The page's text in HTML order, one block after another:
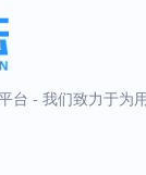
台 - 我们致力于为